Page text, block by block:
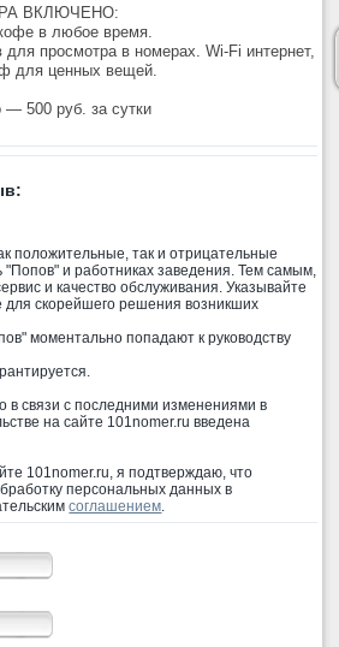
ВКЛЮЧЕНО:
в любое время.
для просмотра в номерах. Wi-Fi интернет,
для ценных вещей.
— 500 руб. за сутки
положительные, так и отрицательные
и работниках заведения. Тем самым,
и качество обслуживания. Указывайте
для скорейшего решения возникших
моментально попадают к руководству
связи с последними изменениями в
на сайте 101nomer.ru введена
101nomer.ru, я подтверждаю, что
персональных данных в
соглашением.